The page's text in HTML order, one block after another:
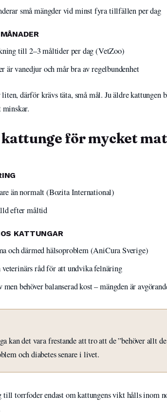
små mängder vid minst fyra tillfällen per dag
till 2–3 måltider per dag (VetZoo)
är vanedjur och mår bra av regelbundenhet
därför krävs täta, små mål. Ju äldre kattungen
kattunge för mycket
än normalt (Bozita International)
efter måltid
KATTUNGAR
och därmed hälsoproblem (AniCura Sverige)
råd för att undvika felnäring
behöver balanserad kost – mängden är
kan det vara frestande att tro att de ”behöver allt
och diabetes senare i livet.
torrfoder endast om kattungens vikt hålls inom